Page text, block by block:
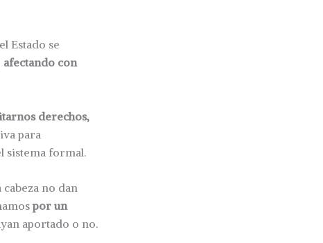
Estado se
afectando con
derechos,
para
sistema formal.
no dan
por un
aportado o no.